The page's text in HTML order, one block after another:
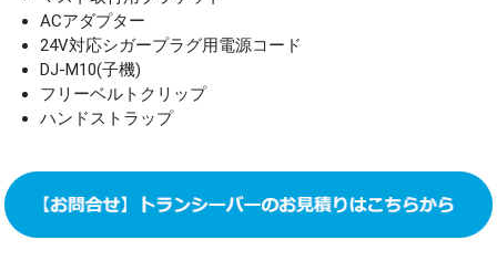
ACアダプター
24V対応シガープラグ用電源コード
DJ-M10(子機)
フリーベルトクリップ
ハンドストラップ